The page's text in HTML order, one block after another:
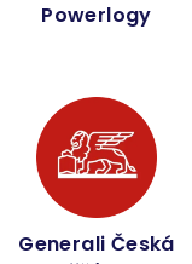
Powerlogy
Generali Česká